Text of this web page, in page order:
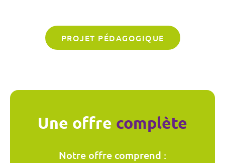
PROJET PÉDAGOGIQUE
Une offre complète
Notre offre comprend :